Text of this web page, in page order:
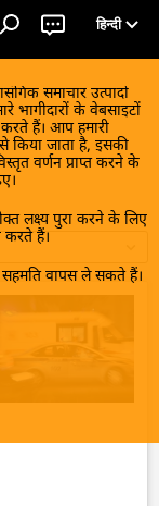
हिन्दी
समाचार उत्पादों
भागीदारों के वेबसाइटों
हैं। आप हमारी
किया जाता है, इसकी
वर्णन प्राप्त करने के
लक्ष्य पुरा करने के लिए
करते हैं।
वापस ले सकते हैं।